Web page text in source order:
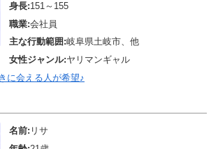
身長:151～155
職業:会社員
主な行動範囲:岐阜県土岐市、他
女性ジャンル:ヤリマンギャル
に会える人が希望♪
名前: リサ